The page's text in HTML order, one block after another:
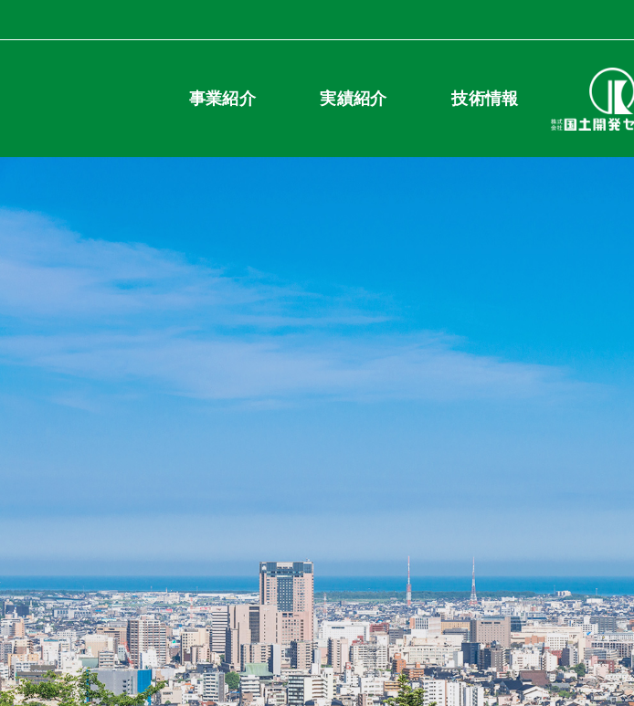
事業紹介 実績紹介 技術情報